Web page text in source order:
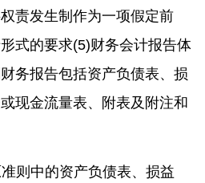
责发生制作为一项假定前
式的要求(5)财务会计报告体
务报告包括资产负债表、损
现金流量表、附表及附注和
则中的资产负债表、损益